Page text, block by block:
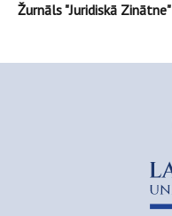
Žurnāls "Juridiskā Zinātne"